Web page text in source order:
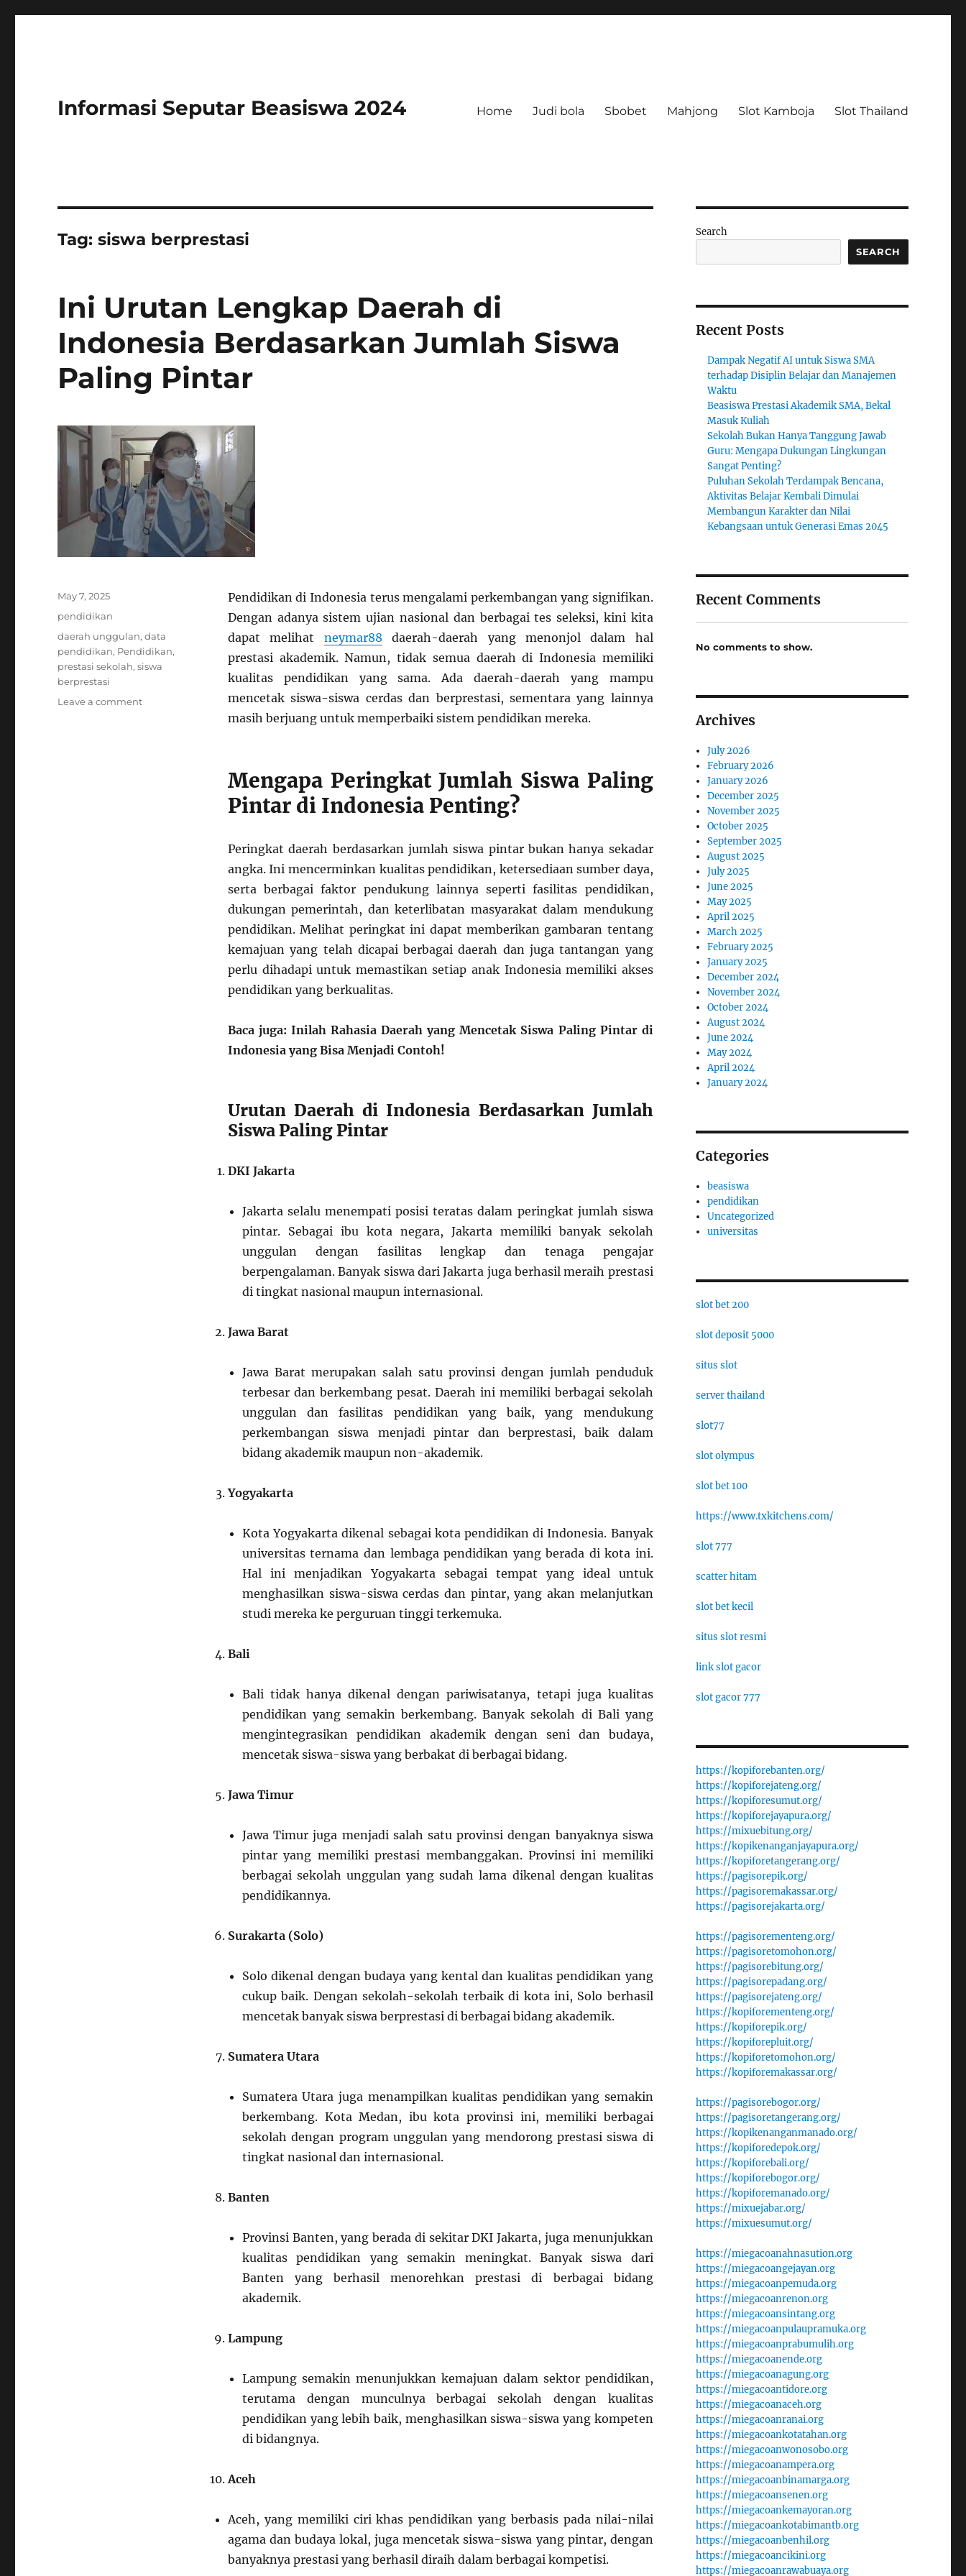
Informasi Seputar Beasiswa 2024 Home Judi bola Sbobet Mahjong Slot Kamboja Slot Thailand
Tag:siswa berprestasi
Ini Urutan Lengkap Daerah di
Indonesia Berdasarkan Jumlah Siswa
Paling Pintar
Pendidikan di Indonesia terus mengalami perkembangan yang signifikan.
Dengan adanya sistem ujian nasional dan berbagai tes seleksi, kini kita
dapat melihat neymar88 daerah-daerah yang menonjol dalam hal
prestasi akademik. Namun, tidak semua daerah di Indonesia memiliki
kualitas pendidikan yang sama. Ada daerah-daerah yang mampu
mencetak siswa-siswa cerdas dan berprestasi, sementara yang lainnya
masih berjuang untuk memperbaiki sistem pendidikan mereka.
Mengapa Peringkat Jumlah Siswa Paling
Pintar di Indonesia Penting?
Peringkat daerah berdasarkan jumlah siswa pintar bukan hanya sekadar
angka. Ini mencerminkan kualitas pendidikan, ketersediaan sumber daya,
serta berbagai faktor pendukung lainnya seperti fasilitas pendidikan,
dukungan pemerintah, dan keterlibatan masyarakat dalam mendukung
pendidikan. Melihat peringkat ini dapat memberikan gambaran tentang
kemajuan yang telah dicapai berbagai daerah dan juga tantangan yang
perlu dihadapi untuk memastikan setiap anak Indonesia memiliki akses
pendidikan yang berkualitas.
Baca juga: Inilah Rahasia Daerah yang Mencetak Siswa Paling Pintar di
Indonesia yang Bisa Menjadi Contoh!
Urutan Daerah di Indonesia Berdasarkan Jumlah
Siswa Paling Pintar
DKI Jakarta
Jakarta selalu menempati posisi teratas dalam peringkat jumlah siswa
pintar. Sebagai ibu kota negara, Jakarta memiliki banyak sekolah
unggulan dengan fasilitas lengkap dan tenaga pengajar
berpengalaman. Banyak siswa dari Jakarta juga berhasil meraih prestasi
di tingkat nasional maupun internasional.
Jawa Barat
Jawa Barat merupakan salah satu provinsi dengan jumlah penduduk
terbesar dan berkembang pesat. Daerah ini memiliki berbagai sekolah
unggulan dan fasilitas pendidikan yang baik, yang mendukung
perkembangan siswa menjadi pintar dan berprestasi, baik dalam
bidang akademik maupun non-akademik.
Yogyakarta
Kota Yogyakarta dikenal sebagai kota pendidikan di Indonesia. Banyak
universitas ternama dan lembaga pendidikan yang berada di kota ini.
Hal ini menjadikan Yogyakarta sebagai tempat yang ideal untuk
menghasilkan siswa-siswa cerdas dan pintar, yang akan melanjutkan
studi mereka ke perguruan tinggi terkemuka.
Bali
Bali tidak hanya dikenal dengan pariwisatanya, tetapi juga kualitas
pendidikan yang semakin berkembang. Banyak sekolah di Bali yang
mengintegrasikan pendidikan akademik dengan seni dan budaya,
mencetak siswa-siswa yang berbakat di berbagai bidang.
Jawa Timur
Jawa Timur juga menjadi salah satu provinsi dengan banyaknya siswa
pintar yang memiliki prestasi membanggakan. Provinsi ini memiliki
berbagai sekolah unggulan yang sudah lama dikenal dengan kualitas
pendidikannya.
Surakarta (Solo)
Solo dikenal dengan budaya yang kental dan kualitas pendidikan yang
cukup baik. Dengan sekolah-sekolah terbaik di kota ini, Solo berhasil
mencetak banyak siswa berprestasi di berbagai bidang akademik.
Sumatera Utara
Sumatera Utara juga menampilkan kualitas pendidikan yang semakin
berkembang. Kota Medan, ibu kota provinsi ini, memiliki berbagai
sekolah dengan program unggulan yang mendorong prestasi siswa di
tingkat nasional dan internasional.
Banten
Provinsi Banten, yang berada di sekitar DKI Jakarta, juga menunjukkan
kualitas pendidikan yang semakin meningkat. Banyak siswa dari
Banten yang berhasil menorehkan prestasi di berbagai bidang
akademik.
Lampung
Lampung semakin menunjukkan kemajuan dalam sektor pendidikan,
terutama dengan munculnya berbagai sekolah dengan kualitas
pendidikan yang lebih baik, menghasilkan siswa-siswa yang kompeten
di bidangnya.
Aceh
Aceh, yang memiliki ciri khas pendidikan yang berbasis pada nilai-nilai
agama dan budaya lokal, juga mencetak siswa-siswa yang pintar, dengan
banyaknya prestasi yang berhasil diraih dalam berbagai kompetisi.
Posted
May 7, 2025
Categories
pendidikan
Tags
daerah unggulan,data
pendidikan, Pendidikan,
prestasi sekolah,siswa
berprestasi
Leave a commenton
Search
SEARCH
Recent Posts
Dampak Negatif AI untuk Siswa SMA
terhadap Disiplin Belajar dan Manajemen
Waktu
Beasiswa Prestasi Akademik SMA, Bekal
Masuk Kuliah
Sekolah Bukan Hanya Tanggung Jawab
Guru: Mengapa Dukungan Lingkungan
Sangat Penting?
Puluhan Sekolah Terdampak Bencana,
Aktivitas Belajar Kembali Dimulai
Membangun Karakter dan Nilai
Kebangsaan untuk Generasi Emas 2045
Recent Comments
No comments to show.
Archives
July 2026
February 2026
January 2026
December 2025
November 2025
October 2025
September 2025
August 2025
July 2025
June 2025
May 2025
April 2025
March 2025
February 2025
January 2025
December 2024
November 2024
October 2024
August 2024
June 2024
May 2024
April 2024
January 2024
Categories
beasiswa
pendidikan
Uncategorized
universitas
slot bet 200
slot deposit 5000
situs slot
server thailand
slot77
slot olympus
slot bet 100
https://www.txkitchens.com/
slot 777
scatter hitam
slot bet kecil
situs slot resmi
link slot gacor
slot gacor 777
https://kopiforebanten.org/
https://kopiforejateng.org/
https://kopiforesumut.org/
https://kopiforejayapura.org/
https://mixuebitung.org/
https://kopikenanganjayapura.org/
https://kopiforetangerang.org/
https://pagisorepik.org/
https://pagisoremakassar.org/
https://pagisorejakarta.org/
https://pagisorementeng.org/
https://pagisoretomohon.org/
https://pagisorebitung.org/
https://pagisorepadang.org/
https://pagisorejateng.org/
https://kopiforementeng.org/
https://kopiforepik.org/
https://kopiforepluit.org/
https://kopiforetomohon.org/
https://kopiforemakassar.org/
https://pagisorebogor.org/
https://pagisoretangerang.org/
https://kopikenanganmanado.org/
https://kopiforedepok.org/
https://kopiforebali.org/
https://kopiforebogor.org/
https://kopiforemanado.org/
https://mixuejabar.org/
https://mixuesumut.org/
https://miegacoanahnasution.org
https://miegacoangejayan.org
https://miegacoanpemuda.org
https://miegacoanrenon.org
https://miegacoansintang.org
https://miegacoanpulaupramuka.org
https://miegacoanprabumulih.org
https://miegacoanende.org
https://miegacoanagung.org
https://miegacoantidore.org
https://miegacoanaceh.org
https://miegacoanranai.org
https://miegacoankotatahan.org
https://miegacoanwonosobo.org
https://miegacoanampera.org
https://miegacoanbinamarga.org
https://miegacoansenen.org
https://miegacoankemayoran.org
https://miegacoankotabimantb.org
https://miegacoanbenhil.org
https://miegacoancikini.org
https://miegacoanrawabuaya.org